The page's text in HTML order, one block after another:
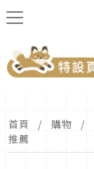
首頁 購物
推薦